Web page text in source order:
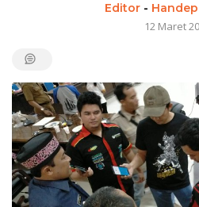
Editor-
12 Maret